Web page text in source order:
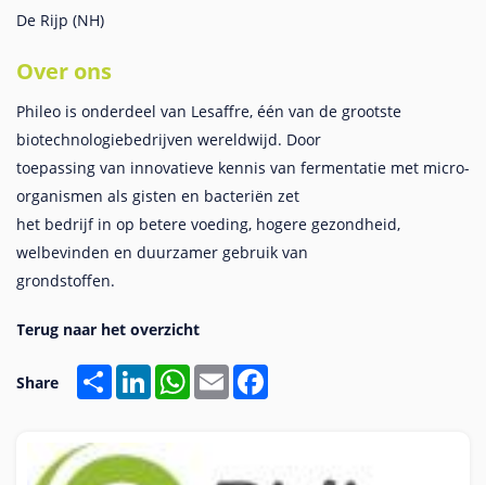
De Rijp (NH)
Over ons
Phileo is onderdeel van Lesaffre, één van de grootste
biotechnologiebedrijven wereldwijd. Door
toepassing van innovatieve kennis van fermentatie met micro-
organismen als gisten en bacteriën zet
het bedrijf in op betere voeding, hogere gezondheid,
welbevinden en duurzamer gebruik van
grondstoffen.
Share Share LinkedInWhatsApp
Email